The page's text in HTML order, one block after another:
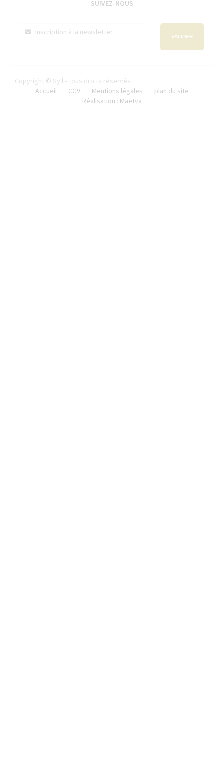
SUIVEZ-NOUS
VALIDER
Copyright © Syll - Tous droits réservés
Accueil
CGV Mentions légales
plan du site
Réalisation : Maetva